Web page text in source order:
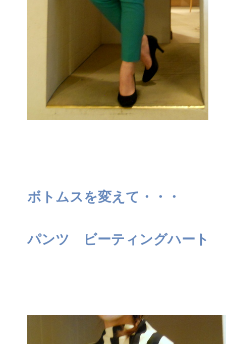
ボトムスを変えて・・・
パンツ ビーティングハート